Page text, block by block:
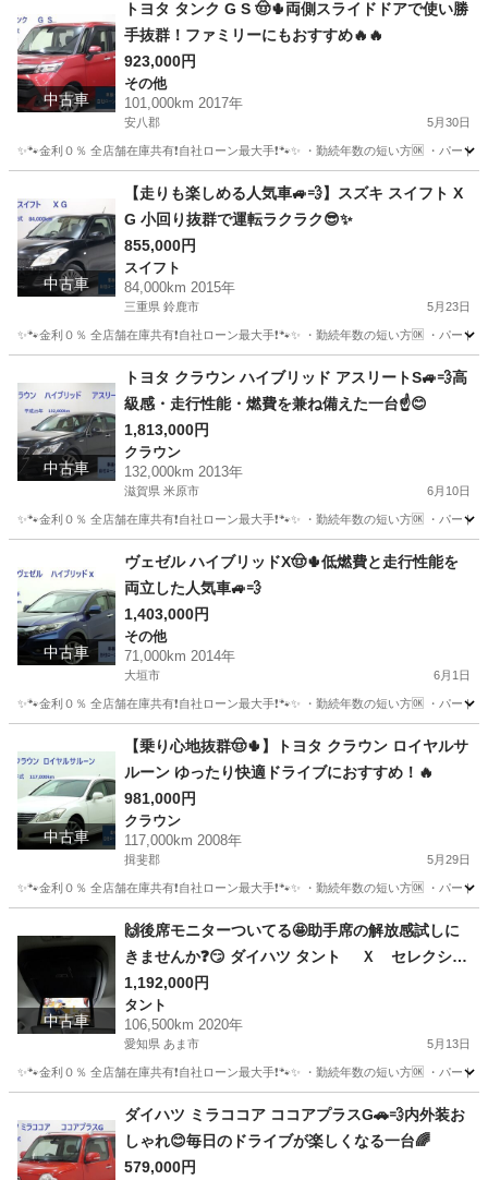
中古車
トヨタ タンク G S 🤠🌵両側スライドドアで使い勝
手抜群！ファミリーにもおすすめ🔥🔥
923,000円
その他
101,000km 2017年
安八郡 5月30日
✨🐾金利０％ 全店舗在庫共有❗️自社ローン最大手❗️🐾✨ ・勤続年数の短い方🆗 ・パー
その他 タンク
中古車
【走りも楽しめる人気車🚙💨】スズキ スイフト X
G 小回り抜群で運転ラクラク😎✨
855,000円
スイフト
84,000km 2015年
三重県 鈴鹿市 5月23日
✨🐾金利０％ 全店舗在庫共有❗️自社ローン最大手❗️🐾✨ ・勤続年数の短い方🆗 ・パー
スイフト オトロン
中古車
トヨタ クラウン ハイブリッド アスリートS🚙💨高
級感・走行性能・燃費を兼ね備えた一台☝️😊
1,813,000円
クラウン
132,000km 2013年
滋賀県 米原市 6月10日
✨🐾金利０％ 全店舗在庫共有❗️自社ローン最大手❗️🐾✨ ・勤続年数の短い方🆗 ・パー
クラウン アスリート
中古車
ヴェゼル ハイブリッドX🤠🌵低燃費と走行性能を
両立した人気車🚙💨
1,403,000円
その他
71,000km 2014年
大垣市 6月1日
✨🐾金利０％ 全店舗在庫共有❗️自社ローン最大手❗️🐾✨ ・勤続年数の短い方🆗 ・パー
その他 ヴェゼル
中古車
【乗り心地抜群🤠🌵】トヨタ クラウン ロイヤルサ
ルーン ゆったり快適ドライブにおすすめ！🔥
981,000円
クラウン
117,000km 2008年
揖斐郡 5月29日
✨🐾金利０％ 全店舗在庫共有❗️自社ローン最大手❗️🐾✨ ・勤続年数の短い方🆗 ・パー
クラウン
中古車
🙌後席モニターついてる🤩助手席の解放感試しに
きませんか❓😏 ダイハツ タント Ｘ セレクショ
ン
1,192,000円
タント
106,500km 2020年
愛知県 あま市 5月13日
✨🐾金利０％ 全店舗在庫共有❗️自社ローン最大手❗️🐾✨ ・勤続年数の短い方🆗 ・パー
タント オトロン
ダイハツ ミラココア ココアプラスG🚗💨内外装お
しゃれ😊毎日のドライブが楽しくなる一台🌈
579,000円